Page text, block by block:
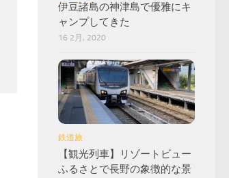
伊豆諸島の神津島で優雅にキ
ャンプしてきた
16 2月, 2020
鉄道旅
【観光列車】リゾートビュー
ふるさとで長野の象徴的な景